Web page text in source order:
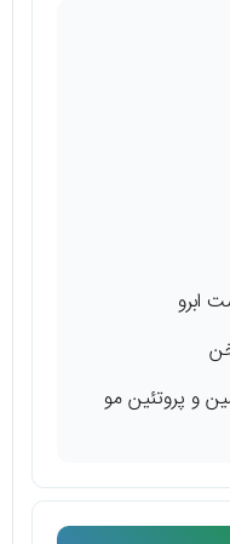
ابرو
و پروتئین مو